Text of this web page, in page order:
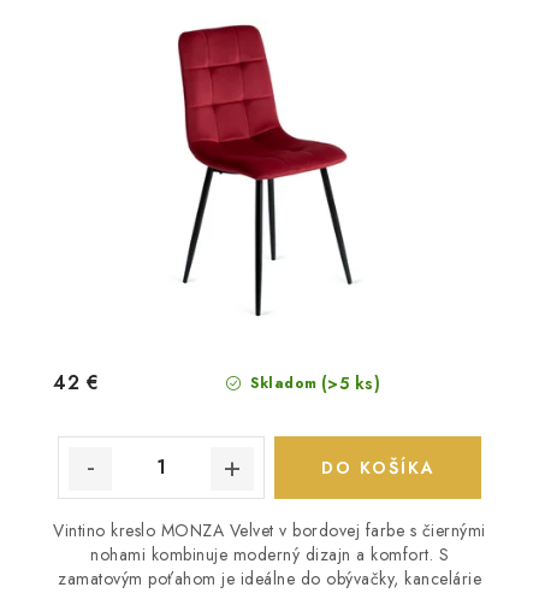
Skladom (>5 ks)
42 €
DO KOŠÍKA
Vintino kreslo MONZA Velvet v bordovej farbe s čiernými
nohami kombinuje moderný dizajn a komfort. S
zamatovým poťahom je ideálne do obývačky, kancelárie